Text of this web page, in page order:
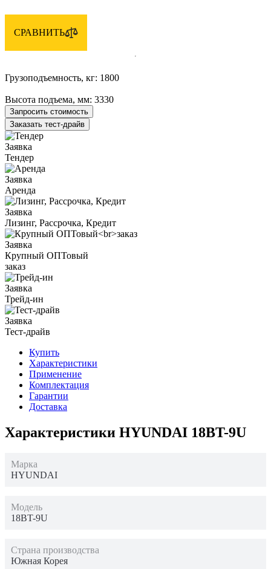
СРАВНИТЬ
Грузоподъемность, кг: 1800
Высота подъема, мм: 3330
Запросить стоимость
Заказать тест-драйв
Заявка
Тендер
Заявка
Аренда
Заявка
Лизинг, Рассрочка, Кредит
Заявка
Крупный ОПТовый
заказ
Заявка
Трейд-ин
Заявка
Тест-драйв
Купить
Характеристики
Применение
Комплектация
Гарантии
Доставка
Характеристики HYUNDAI 18BT-9U
Марка
HYUNDAI
Модель
18BT-9U
Страна производства
Южная Корея